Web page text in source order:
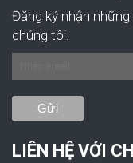
Đăng ký nhận
chúng tôi.
LIÊN HỆ VỚI